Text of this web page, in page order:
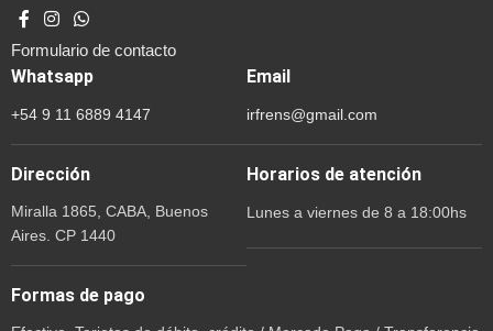
Formulario de contacto
Whatsapp
+54 9 11 6889 4147
Email
irfrens@gmail.com
Dirección
Miralla 1865, CABA, Buenos
Aires. CP 1440
Horarios de atención
Lunes a viernes de 8 a 18:00hs
Formas de pago